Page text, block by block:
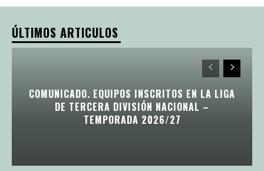
ÚLTIMOS ARTICULOS
COMUNICADO. EQUIPOS INSCRITOS EN LA LIGA
DE TERCERA DIVISIÓN NACIONAL –
TEMPORADA 2026/27